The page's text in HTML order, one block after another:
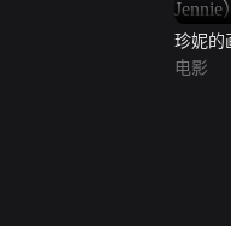
珍妮的
电影